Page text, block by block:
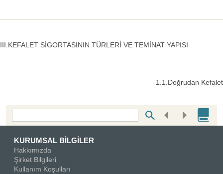
III.KEFALET SİGORTASININ TÜRLERİ VE TEMİNAT YAPISI
1.1.Doğrudan Kefalet
Bottom Search Toolbar Highlight Text
KURUMSAL BİLGİLER
Hakkımızda
Şirket Bilgileri
Kullanım Koşulları